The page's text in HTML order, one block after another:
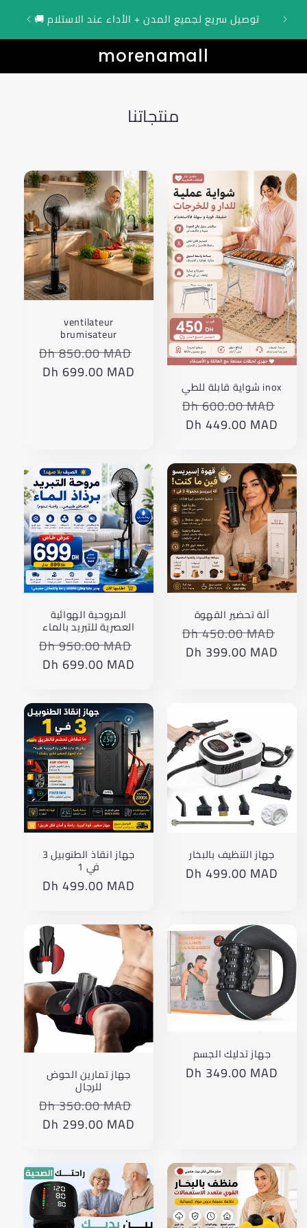
🚚 توصيل سريع لجميع المدن + الأداء عند الاستلام 🎁 عرض محدود: توصيل مجاني اليوم + الأداء عند
morenamall
منتجاتنا
inox شواية قابلة للطي
Translation
missing:
Dh 600.00 MAD
Translation
Dh 449.00 MAD
ventilateur
brumisateur
Translation
missing:
Dh 850.00 MAD
Translation
Dh 699.00 MAD
آلة تحضير القهوة
Translation
missing:
ar.products.product.price.regular_price
Dh 450.00 MAD
Translation
Dh 399.00 MAD
المروحية الهوائية
العصرية للتبريد بالماء
Translation
missing:
Dh 950.00 MAD
Translation
Dh 699.00 MAD
جهاز التنظيف بالبخار
Translation
Dh 499.00 MAD
جهاز انقاذ الطنوبيل 3
في 1
Translation
Dh 499.00 MAD
جهاز تدليك الجسم
Translation
ar.products.product.price.regular_price
Dh 349.00 MAD جهاز تمارين الحوض
للرجال
Translation
missing:
Dh 350.00 MAD
Translation
Dh 299.00 MAD